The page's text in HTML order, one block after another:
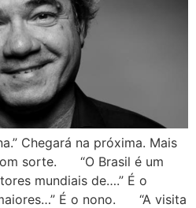
Chegará na próxima. Mais
sorte. “O Brasil é um
mundiais de….” É o
É o nono. “A visita